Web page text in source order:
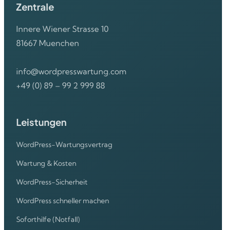
Zentrale
Innere Wiener Strasse 10
81667 Muenchen
info@wordpresswartung.com
+49 (0) 89 – 99 2 999 88
Leistungen
WordPress-Wartungsvertrag
Wartung & Kosten
WordPress-Sicherheit
WordPress schneller machen
Soforthilfe (Notfall)